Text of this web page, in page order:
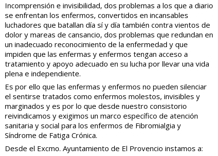
Incomprensión e invisibilidad, dos problemas a los que a diario
se enfrentan los enfermos, convertidos en incansables
luchadores que batallan día sí y día también contra vientos de
dolor y mareas de cansancio, dos problemas que redundan en
un inadecuado reconocimiento de la enfermedad y que
impiden que las enfermas y enfermos tengan acceso a
tratamiento y apoyo adecuado en su lucha por llevar una vida
plena e independiente.
Es por ello que las enfermas y enfermos no pueden silenciar
el sentirse tratados como enfermos molestos, invisibles y
marginados y es por lo que desde nuestro consistorio
reivindicamos y exigimos un marco específico de atención
sanitaria y social para los enfermos de Fibromialgia y
Síndrome de Fatiga Crónica.
Desde el Excmo. Ayuntamiento de El Provencio instamos a: